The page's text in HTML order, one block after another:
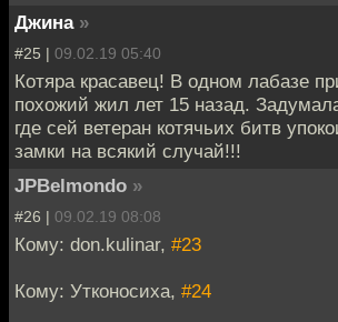
Джина »
#25 | 09.02.19 05:40
Котяра красавец! В одном лабазе
похожий жил лет 15 назад.
где сей ветеран котячьих битв
замки на всякий случай!!!
JPBelmondo »
#26 | 09.02.19 08:08
Кому: don.kulinar, #23
Кому: Утконосиха, #24